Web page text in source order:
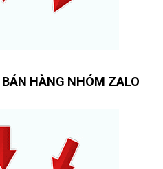
HÀNG NHÓM ZALO